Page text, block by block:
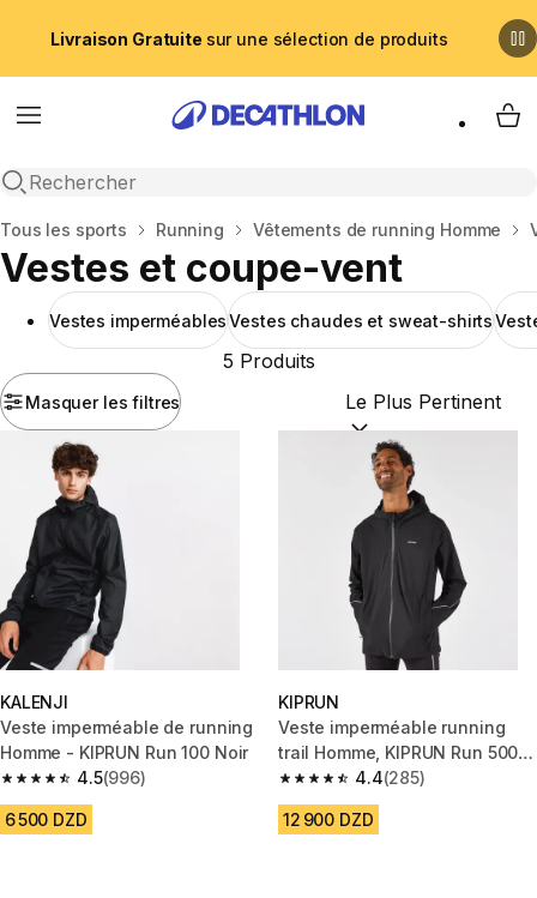
Livraison Gratuite sur une sélection de produits
Menu
Recherche ouverte
My
Accueil
Tous les sports Running Vêtements de running Homme
Vestes et coupe-vent
Vestes imperméablesVestes chaudes et sweat-shirts
Masquer les filtres
5 Produits
Trier par :(optional)
KALENJI
Veste imperméable de running
Homme - KIPRUN Run 100 Noir
4.5
4.5 out of 5 stars from 996 reviews
(996)
6 500 DZD
KIPRUN
Veste imperméable running
trail Homme, KIPRUN Run 500
noir
4.4
4.4 out of 5 stars from 285
(285)
12 900 DZD